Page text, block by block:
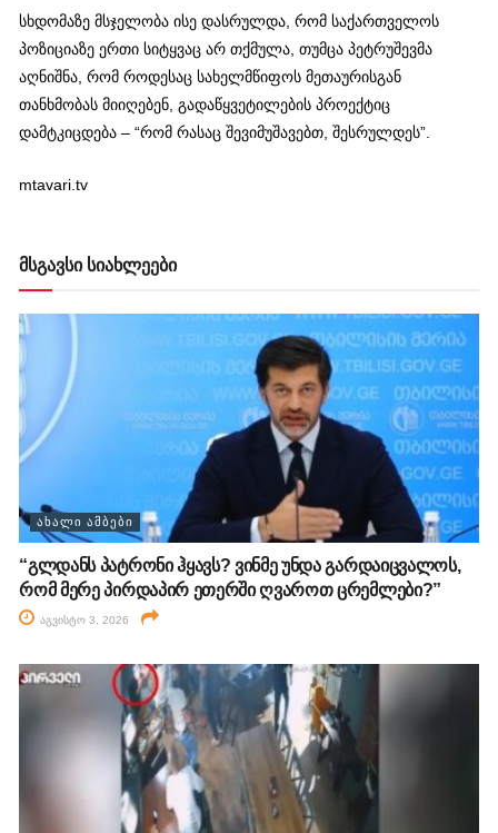
სხდომაზე მსჯელობა ისე დასრულდა, რომ საქართველოს
პოზიციაზე ერთი სიტყვაც არ თქმულა, თუმცა პეტრუშევმა
აღნიშნა, რომ როდესაც სახელმწიფოს მეთაურისგან
თანხმობას მიიღებენ, გადაწყვეტილების პროექტიც
დამტკიცდება – “რომ რასაც შევიმუშავებთ, შესრულდეს”.
mtavari.tv
მსგავსი სიახლეები
ᲐᲮᲐᲚᲘ ᲐᲛᲑᲔᲑᲘ
“გლდანს პატრონი ჰყავს? ვინმე უნდა გარდაიცვალოს,
რომ მერე პირდაპირ ეთერში ღვაროთ ცრემლები?”
აგვისტო 3, 2026